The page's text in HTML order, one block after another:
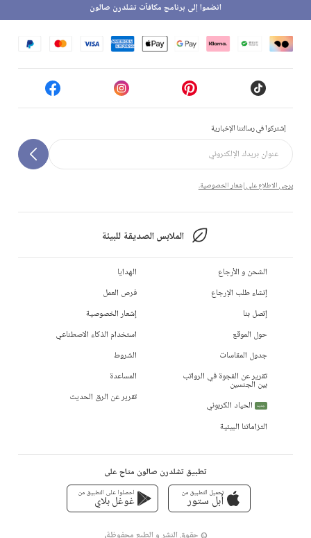
إشتركوا في رسالتنا الإخبارية
يرجى الاطلاع على إشعار الخصوصية.
الملابس الصديقة للبيئة
انضموا إلى برنامج مكافآت تشلدرن صالون
الشحن و الأرجاع
إنشاء طلب الإرجاع
إتصل بنا
حول الموقع
جدول المقاسات
تقرير عن الفجوة في الرواتب
بين الجنسين
جديد
الحياد الكربوني
التزاماتنا البيئية
الهدايا
فرص العمل
إشعار الخصوصية
استخدام الذكاء الاصطناعي
الشروط
المساعدة
تقرير عن الرق الحديث
تطبيق تشلدرن صالون متاح على
تحميل التطبيق من
أبل ستور
احصلوا على التطبيق من
غوغل بلاي
© حقوق النشر و الطبع محفوظة،